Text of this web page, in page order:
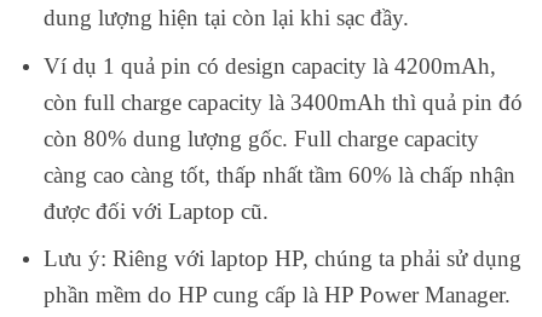
dung lượng hiện tại còn lại khi sạc đầy.
Ví dụ 1 quả pin có design capacity là 4200mAh,
còn full charge capacity là 3400mAh thì quả pin đó
còn 80% dung lượng gốc. Full charge capacity
càng cao càng tốt, thấp nhất tầm 60% là chấp nhận
được đối với Laptop cũ.
Lưu ý: Riêng với laptop HP, chúng ta phải sử dụng
phần mềm do HP cung cấp là HP Power Manager.